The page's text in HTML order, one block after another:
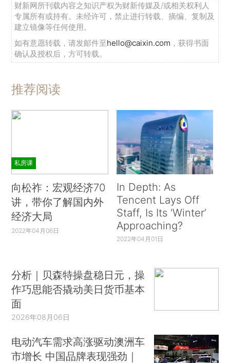
财新网所刊载内容之知识产权为财新传媒及/或相关权利人
专属所有或持有。未经许可，禁止进行转载、摘编、复制及
建立镜像等任何使用。
如有意愿转载，请发邮件至hello@caixin.com ，获得书面
确认及授权后，方可转载。
推荐阅读
私房课
向松祚：宏观经济70
讲，带你了解国内外
经济大局
2022年04月06日
In Depth: As
Tencent Lays Off
Staff, Is Its ‘Winter’
Approaching?
2022年04月01日
分析｜贝森特操盘稳日元，操
作巧思能否撬动美日货币基本
面
2026年08月06日
电动汽车需求高涨驱动澳洲车
市增长 中国品牌表现强劲｜